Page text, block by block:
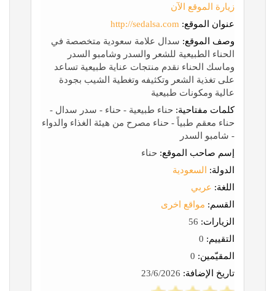
زيارة الموقع الآن
عنوان الموقع: http://sedalsa.com
وصف الموقع: سدال علامة سعودية متخصصة في
الحناء الطبيعية للشعر والسدر وشامبو السدر
وماسك الحناء نقدم منتجات عناية طبيعية تساعد
على تغذية الشعر وتكثيفه وتغطية الشيب بجودة
عالية ومكونات طبيعية
كلمات مفتاحية: حناء طبيعية - حناء - سدر سدال -
حناء معقم طبياً - حناء مصرح من هيئة الغذاء والدواء
- شامبو السدر
إسم صاحب الموقع: حناء
الدولة:
السعودية
اللغة: عربي
القسم: مواقع اخرى
الزيارات:
التقييم:
المقيّمين:
تاريخ الإضافة: